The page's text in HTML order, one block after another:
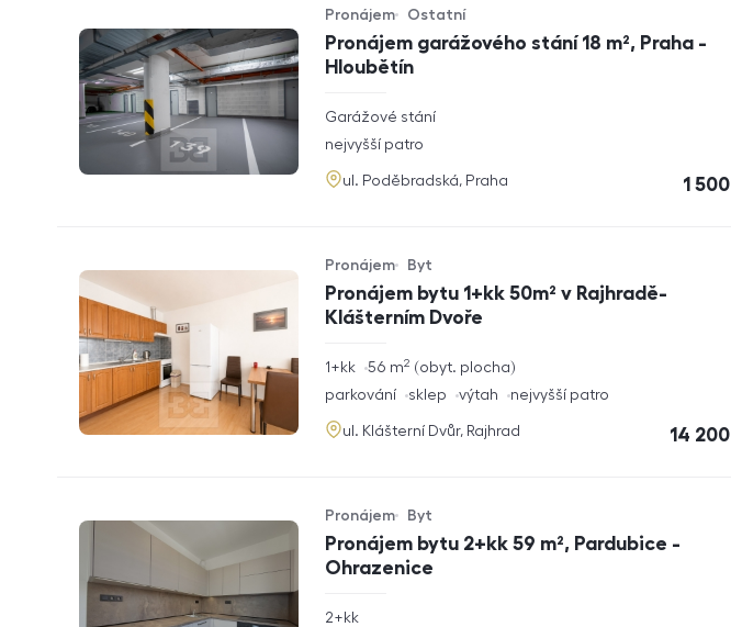
Pronájem garážového stání 18 m², Praha -
Hloubětín
Typ nabídky
Pronájem
Typ nemovitosti
Ostatní
rozměry
Garážové stání
funkce
nejvyšší patro
adresa
ul. Poděbradská, Praha cena
1 500
Pronájem bytu 1+kk 50m² v Rajhradě-
Klášterním Dvoře
Typ nabídky
Pronájem
Typ nemovitosti
Byt
rozměry
1+kk obyt. plocha
56 m2
funkce
parkování sklep výtah nejvyšší patro
adresa
ul. Klášterní Dvůr, Rajhrad cena
14 200
Pronájem bytu 2+kk 59 m², Pardubice -
Ohrazenice
Typ nabídky
Pronájem
Typ nemovitosti
Byt
rozměry
2+kk